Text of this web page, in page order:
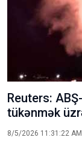
Reuters:
tükənmək
8/5/2026 11:31:22 AM